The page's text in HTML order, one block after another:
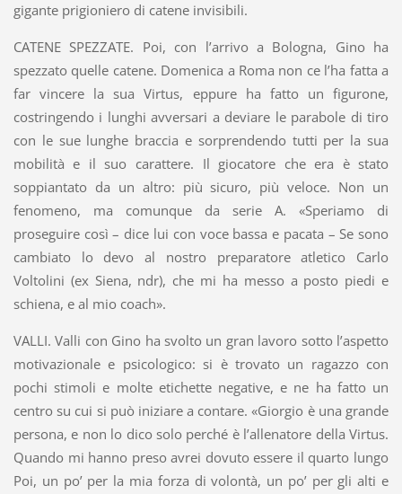
gigante prigioniero di catene invisibili.
CATENE SPEZZATE. Poi, con l’arrivo a Bologna, Gino ha
spezzato quelle catene. Domenica a Roma non ce l’ha fatta a
far vincere la sua Virtus, eppure ha fatto un figurone,
costringendo i lunghi avversari a deviare le parabole di tiro
con le sue lunghe braccia e sorprendendo tutti per la sua
mobilità e il suo carattere. Il giocatore che era è stato
soppiantato da un altro: più sicuro, più veloce. Non un
fenomeno, ma comunque da serie A. «Speriamo di
proseguire così – dice lui con voce bassa e pacata – Se sono
cambiato lo devo al nostro preparatore atletico Carlo
Voltolini (ex Siena, ndr), che mi ha messo a posto piedi e
schiena, e al mio coach».
VALLI. Valli con Gino ha svolto un gran lavoro sotto l’aspetto
motivazionale e psicologico: si è trovato un ragazzo con
pochi stimoli e molte etichette negative, e ne ha fatto un
centro su cui si può iniziare a contare. «Giorgio è una grande
persona, e non lo dico solo perché è l’allenatore della Virtus.
Quando mi hanno preso avrei dovuto essere il quarto lungo
Poi, un po’ per la mia forza di volontà, un po’ per gli alti e